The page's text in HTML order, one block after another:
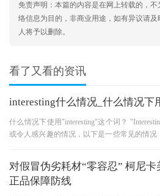
免责声明：本篇的内容是在网上转载的，
络信息为目的，非商业用途，如有异议请及
人将予以删除。
看了又看的资讯
interesting什么情况_什么情况下
什么情况下使用"interesting"这个词？
或令人感兴趣的情况，以下是一些常见的情况
对假冒伪劣耗材“零容忍” 柯尼
正品保障防线